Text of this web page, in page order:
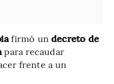
firmó un decreto de
para recaudar
frente a un